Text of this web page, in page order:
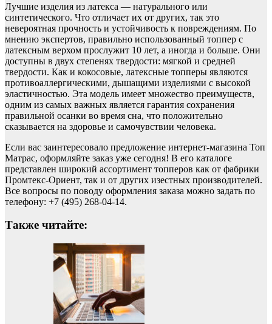
Лучшие изделия из латекса — натурального или
синтетического. Что отличает их от других, так это
невероятная прочность и устойчивость к повреждениям. По
мнению экспертов, правильно использованный топпер с
латексным верхом прослужит 10 лет, а иногда и больше. Они
доступны в двух степенях твердости: мягкой и средней
твердости. Как и кокосовые, латексные топперы являются
противоаллергическими, дышащими изделиями с высокой
эластичностью. Эта модель имеет множество преимуществ,
одним из самых важных является гарантия сохранения
правильной осанки во время сна, что положительно
сказывается на здоровье и самочувствии человека.
Если вас заинтересовало предложение интернет-магазина Топ
Матрас, оформляйте заказ уже сегодня! В его каталоге
представлен широкий ассортимент топперов как от фабрики
Промтекс-Ориент, так и от других изестных производителей.
Все вопросы по поводу оформления заказа можно задать по
телефону: +7 (495) 268-04-14.
Также читайте: